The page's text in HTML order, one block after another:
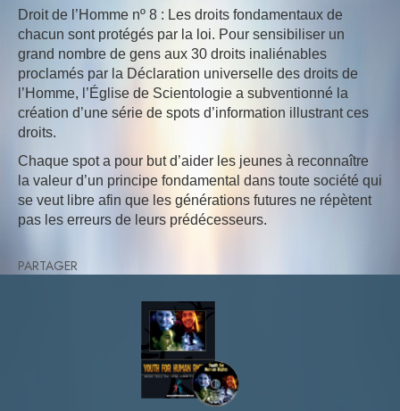
Droit de l’Homme nº 8 : Les droits fondamentaux de
chacun sont protégés par la loi. Pour sensibiliser un
grand nombre de gens aux 30 droits inaliénables
proclamés par la Déclaration universelle des droits de
l’Homme, l’Église de Scientologie a subventionné la
création d’une série de spots d’information illustrant ces
droits.
Chaque spot a pour but d’aider les jeunes à reconnaître
la valeur d’un principe fondamental dans toute société qui
se veut libre afin que les générations futures ne répètent
pas les erreurs de leurs prédécesseurs.
PARTAGER